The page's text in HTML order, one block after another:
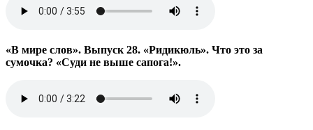
«В мире слов». Выпуск 28. «Ридикюль». Что это за
сумочка? «Суди не выше сапога!».